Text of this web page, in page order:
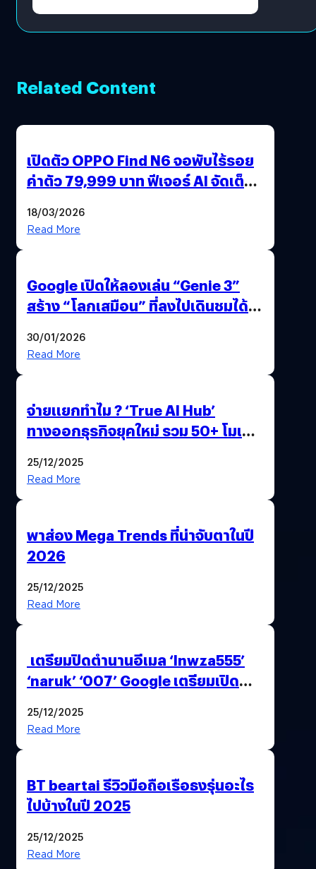
Related Content
เปิดตัว OPPO Find N6 จอพับไร้รอย
ค่าตัว 79,999 บาท ฟีเจอร์ AI จัดเต็ม
18/03/2026
Read More
Google เปิดให้ลองเล่น “Genie 3”
สร้าง “โลกเสมือน” ที่ลงไปเดินชมได้
30/01/2026
Read More
จ่ายแยกทำไม ? ‘True AI Hub’
ทางออกธุรกิจยุคใหม่ รวม 50+ โมเดล
25/12/2025
Read More
พาส่อง Mega Trends ที่น่าจับตาในปี
2026
25/12/2025
Read More
เตรียมปิดตำนานอีเมล ‘lnwza555’
‘naruk’ ‘007’ Google เตรียมเปิด
25/12/2025
Read More
BT beartai รีวิวมือถือเรือธงรุ่นอะไร
ไปบ้างในปี 2025
25/12/2025
Read More